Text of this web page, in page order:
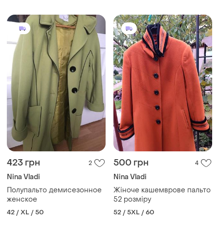
423 грн 2
Nina Vladi
Полупальто демисезонное
женское
42 / XL / 50
500 грн 4
Nina Vladi
Жіноче кашемврове пальто
52 розміру
52 / 5XL / 60